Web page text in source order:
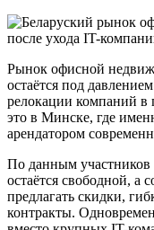
Рынок офисной
остаётся под
релокации компаний
это в Минске, где
арендатором
По данным участников
остаётся свободной,
предлагать скидки,
контракты.